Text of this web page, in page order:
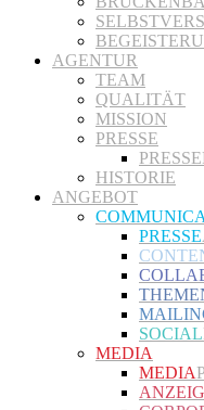
AGENTUR
TEAM
QUALITÄT
MISSION
PRESSE
HISTORIE
ANGEBOT
PRESSE
SOCIAL
MEDIA
MEDIA